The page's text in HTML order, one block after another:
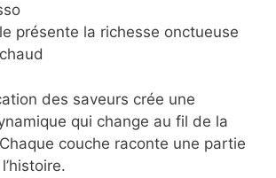
présente la richesse onctueuse
des saveurs crée une
qui change au fil de la
couche raconte une partie